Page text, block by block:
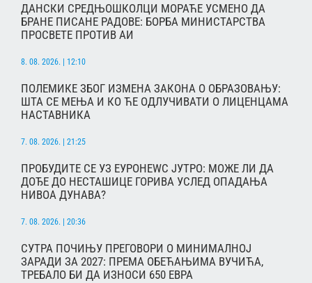
ДАНСКИ СРЕДЊОШКОЛЦИ МОРАЋЕ УСМЕНО ДА
БРАНЕ ПИСАНЕ РАДОВЕ: БОРБА МИНИСТАРСТВА
ПРОСВЕТЕ ПРОТИВ АИ
8. 08. 2026. | 12:10
ПОЛЕМИКЕ ЗБОГ ИЗМЕНА ЗАКОНА О ОБРАЗОВАЊУ:
ШТА СЕ МЕЊА И КО ЋЕ ОДЛУЧИВАТИ О ЛИЦЕНЦАМА
НАСТАВНИКА
7. 08. 2026. | 21:25
ПРОБУДИТЕ СЕ УЗ ЕУРОНЕWС ЈУТРО: МОЖЕ ЛИ ДА
ДОЂЕ ДО НЕСТАШИЦЕ ГОРИВА УСЛЕД ОПАДАЊА
НИВОА ДУНАВА?
7. 08. 2026. | 20:36
СУТРА ПОЧИЊУ ПРЕГОВОРИ О МИНИМАЛНОЈ
ЗАРАДИ ЗА 2027: ПРЕМА ОБЕЋАЊИМА ВУЧИЋА,
ТРЕБАЛО БИ ДА ИЗНОСИ 650 ЕВРА